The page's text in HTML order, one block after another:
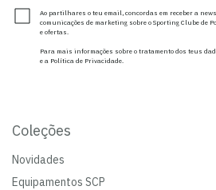
Ao partilhares o teu email, concordas em receber a
comunicações de marketing sobre o Sporting Clube de
e ofertas.
Para mais informações sobre o tratamento dos teus
e a Política de Privacidade.
Coleções
Novidades
Equipamentos SCP